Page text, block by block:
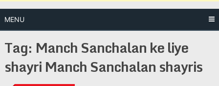
MENU
Tag: Manch Sanchalan ke liye
shayri Manch Sanchalan shayris